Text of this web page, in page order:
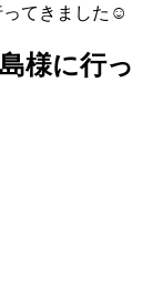
ってきました☺
様に行っ